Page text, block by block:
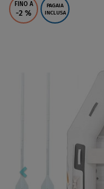
FINO A
-2 %
PAGAIA
INCLUSA